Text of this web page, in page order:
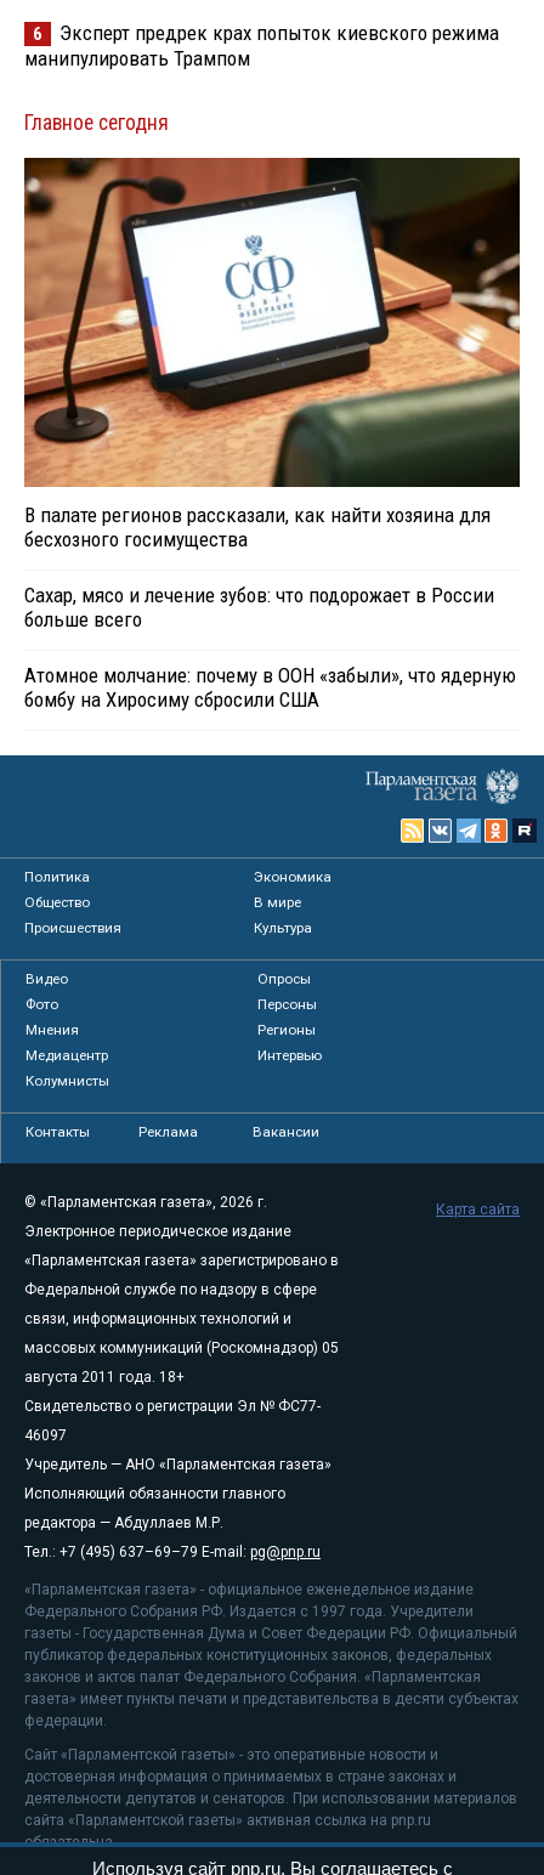
6
Эксперт предрек крах попыток киевского режима
манипулировать Трампом
Главное сегодня
В палате регионов рассказали, как найти хозяина для
бесхозного госимущества
Сахар, мясо и лечение зубов: что подорожает в России
больше всего
Атомное молчание: почему в ООН «забыли», что ядерную
бомбу на Хиросиму сбросили США
Политика
Экономика
Общество
В мире
Происшествия
Культура
Видео
Опросы
Фото
Персоны
Мнения
Регионы
Медиацентр
Интервью
Колумнисты
Контакты Реклама Вакансии
© «Парламентская газета», 2026 г.
Электронное периодическое издание
«Парламентская газета» зарегистрировано в
Федеральной службе по надзору в сфере
связи, информационных технологий и
массовых коммуникаций (Роскомнадзор) 05
августа 2011 года. 18+
Свидетельство о регистрации Эл № ФС77-
46097
Учредитель — АНО «Парламентская газета»
Исполняющий обязанности главного
редактора — Абдуллаев М.Р.
Тел.: +7 (495) 637–69–79 E-mail: pg@pnp.ru
«Парламентская газета» - официальное еженедельное издание
Федерального Собрания РФ. Издается с 1997 года. Учредители
газеты - Государственная Дума и Совет Федерации РФ. Официальный
публикатор федеральных конституционных законов, федеральных
законов и актов палат Федерального Собрания. «Парламентская
газета» имеет пункты печати и представительства в десяти субъектах
федерации.
Сайт «Парламентской газеты» - это оперативные новости и
достоверная информация о принимаемых в стране законах и
деятельности депутатов и сенаторов. При использовании материалов
сайта «Парламентской газеты» активная ссылка на pnp.ru
обязательна.
Карта сайта
Используя сайт pnp.ru, Вы соглашаетесь с